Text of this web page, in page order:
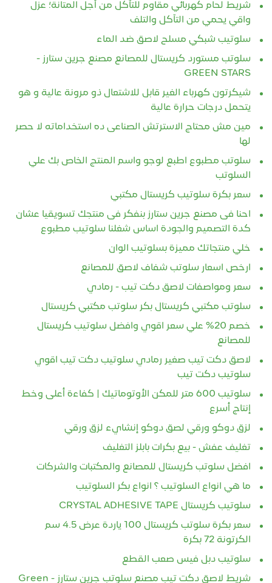
شريط لحام كهربائي مقاوم للتآكل من أجل المتانة؛ عزل
واقي يحمي من التآكل والتلف
سلوتيب شبكي مسلح لاصق ضد الماء
سلوتب مستورد كريستال للمصانع مصنع جرين ستارز -
GREEN STARS
شيكرتون كهرباء الغير قابل للاشتعال ذو مرونة عالية و هو
يتحمل درجات حرارة عالية
مين مش محتاج الاسترتش الصناعى ده استخداماته لا حصر
لها
سلوتب مطبوع اطبع لوجو واسم المنتج الخاص بك علي
السلوتب
سعر بكرة سلوتيب كريستال مكتبي
احنا فى مصنع جرين ستارز بنفكر فى منتجك تسويقيا عشان
كدة التصميم والجودة اساس شغلنا سلوتيب مطبوع
خلي منتجاتك مميزة بسلوتيب الوان
ارخص اسعار سلوتب شفاف لاصق للمصانع
سعر ومواصفات لاصق دكت تيب - رمادي
سلوتب مكتبي كريستال بكر سلوتب مكتبي كريستال
خصم 20% علي سعر اقوي وافضل سلوتيب كريستال
للمصانع
لاصق دكت تيب صغير رمادي سلوتيب دكت تيب اقوي
سلوتيب دكت تيب
سلوتيب 600 متر للمكن الأوتوماتيك | كفاءة أعلى وخط
إنتاج أسرع
لزق دوكو ورقي لصق دوكو إنشايء لزق ورقي
تغليف عفش - بيع بكرات بابلز التغليف
افضل سلوتب كريستال للمصانع والمكتبات والشركات
ما هي انواع السلوتيب ؟ انواع بكر السلوتيب
سلوتيب كريستال CRYSTAL ADHESIVE TAPE
سعر بكرة سلوتب كريستال 100 ياردة عرض 4.5 سم
الكرتونة 72 بكرة
سلوتيب دبل فيس صعب القطع
شريط لاصق دكت تيب مصنع سلوتب جرين ستارز - Green